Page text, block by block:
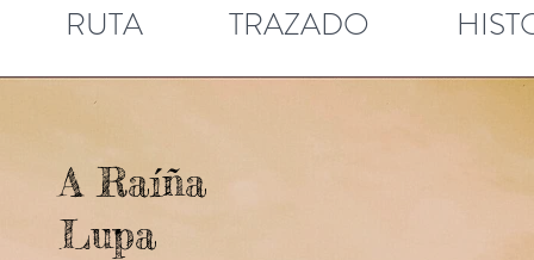
RUTA TRAZADO
A Raíña
Lupa